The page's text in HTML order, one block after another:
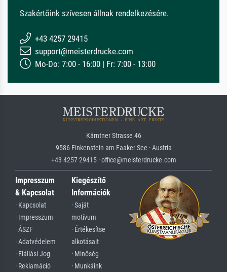
Szakértőink szívesen állnak rendelkezésére.
+43 4257 29415
support@meisterdrucke.com
Mo-Do: 7:00 - 16:00 | Fr: 7:00 - 13:00
Kärntner Strasse 46
9586 Finkenstein am Faaker See · Austria
+43 4257 29415 · office@meisterdrucke.com
Impresszum
& Kapcsolat
· Kapcsolat
· Impresszum
· ÁSZF
· Adatvédelem
· Elállási Jog
· Reklamáció
Kiegészítő
Információk
· Saját
motívum
· Értékesítse
alkotásait
· Minőség
· Munkáink